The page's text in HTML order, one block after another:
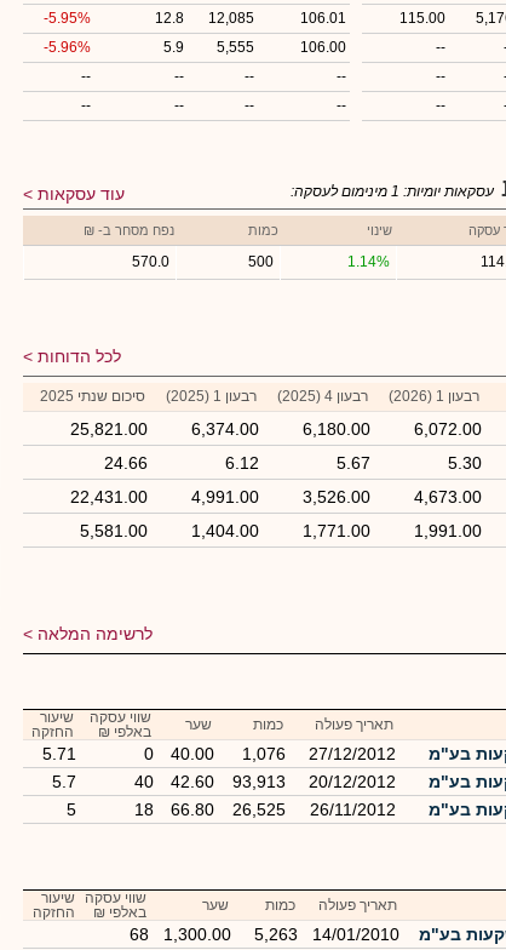
115.00
--
--
--
106.01
12,085
12.8
-5.95%
106.00
5,555
5.9
-5.96%
--
--
--
--
--
--
--
--
עוד עסקאות עסקאות יומיות: 1 מינימום לעסקה:
עסקה שינוי כמות נפח מסחר ב- ₪
1.14%
500
570.0
לכל הדוחות
רבעון 1 (2026) רבעון 4 (2025) רבעון 1 (2025) סיכום שנתי 2025
6,072.00
6,180.00
6,374.00
25,821.00
5.30
5.67
6.12
24.66
4,673.00
3,526.00
4,991.00
22,431.00
1,991.00
1,771.00
1,404.00
5,581.00
לרשימה המלאה
תאריך פעולה כמות שער
שווי עסקה
באלפי ₪
שיעור
החזקה
בע"מ 27/12/2012
1,076
40.00
0
5.71
בע"מ 20/12/2012
93,913
42.60
40
5.7
בע"מ 26/11/2012
26,525
66.80
18
5
תאריך פעולה כמות שער
שווי עסקה
באלפי ₪
שיעור
החזקה
בע"מ 14/01/2010
5,263
1,300.00
68